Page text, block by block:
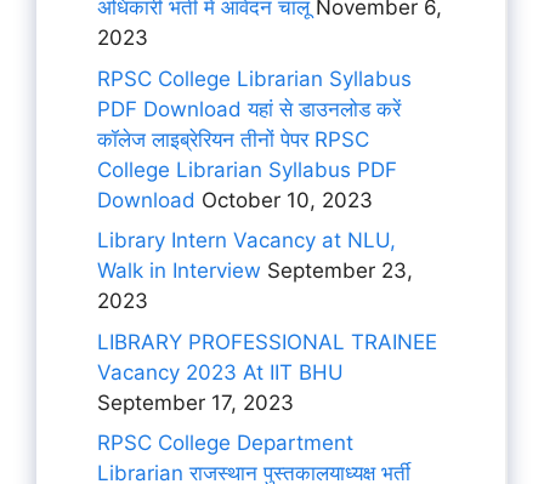
अधिकारी भर्ती में आवेदन चालूNovember 6,
2023
RPSC College Librarian Syllabus
PDF Download यहां से डाउनलोड करें
कॉलेज लाइब्रेरियन तीनों पेपर RPSC
College Librarian Syllabus PDF
Download October 10, 2023
Library Intern Vacancy at NLU,
Walk in Interview September 23,
2023
LIBRARY PROFESSIONAL TRAINEE
Vacancy 2023 At IIT BHU
September 17, 2023
RPSC College Department
Librarian राजस्थान पुस्तकालयाध्यक्ष भर्ती